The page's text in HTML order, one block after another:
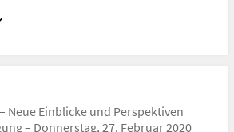
Vordere Zollamtsstraße 7, 1030
Zeitgeschichte,
Allgemeine Literaturwissenschaft,
Neue Einblicke und Perspektiven
– Donnerstag, 27. Februar 2020